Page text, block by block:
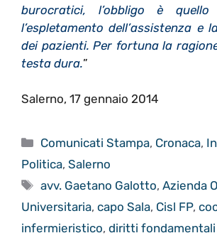
burocratici, l’obbligo è
l’espletamento dell’assistenza e
dei pazienti. Per fortuna la
testa dura.”
Salerno, 17 gennaio 2014
Categorie
Comunicati Stampa, Cronaca,
Politica, Salerno
Tag
avv. Gaetano Galotto,Azienda
Universitaria, capo Sala, Cisl FP,
infermieristico, diritti fondamentali